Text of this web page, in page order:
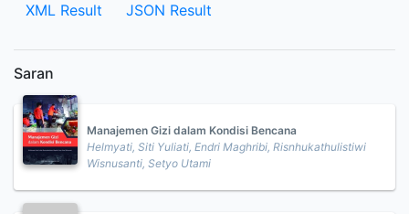
XML Result JSON Result
Saran
Manajemen Gizi dalam Kondisi Bencana
Helmyati, Siti Yuliati, Endri Maghribi, Risnhukathulistiwi
Wisnusanti, Setyo Utami